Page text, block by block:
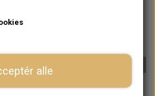
Blænd Plade til
alle